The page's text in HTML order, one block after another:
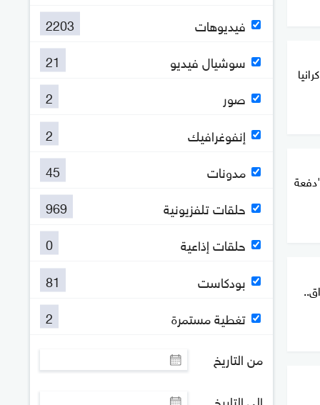
فيديوهات
2203
سوشيال فيديو
21
صور
2
إنفوغرافيك
2
مدونات
45
حلقات تلفزيونية
969
حلقات إذاعية
0
بودكاست
81
تغطية مستمرة
2
من التاريخ
الى التاريخ